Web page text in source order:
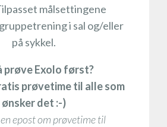
målsettingene
i sal og/eller
på sykkel.
prøve Exolo først?
prøvetime til alle som
ønsker det :-)
en epost om prøvetime til